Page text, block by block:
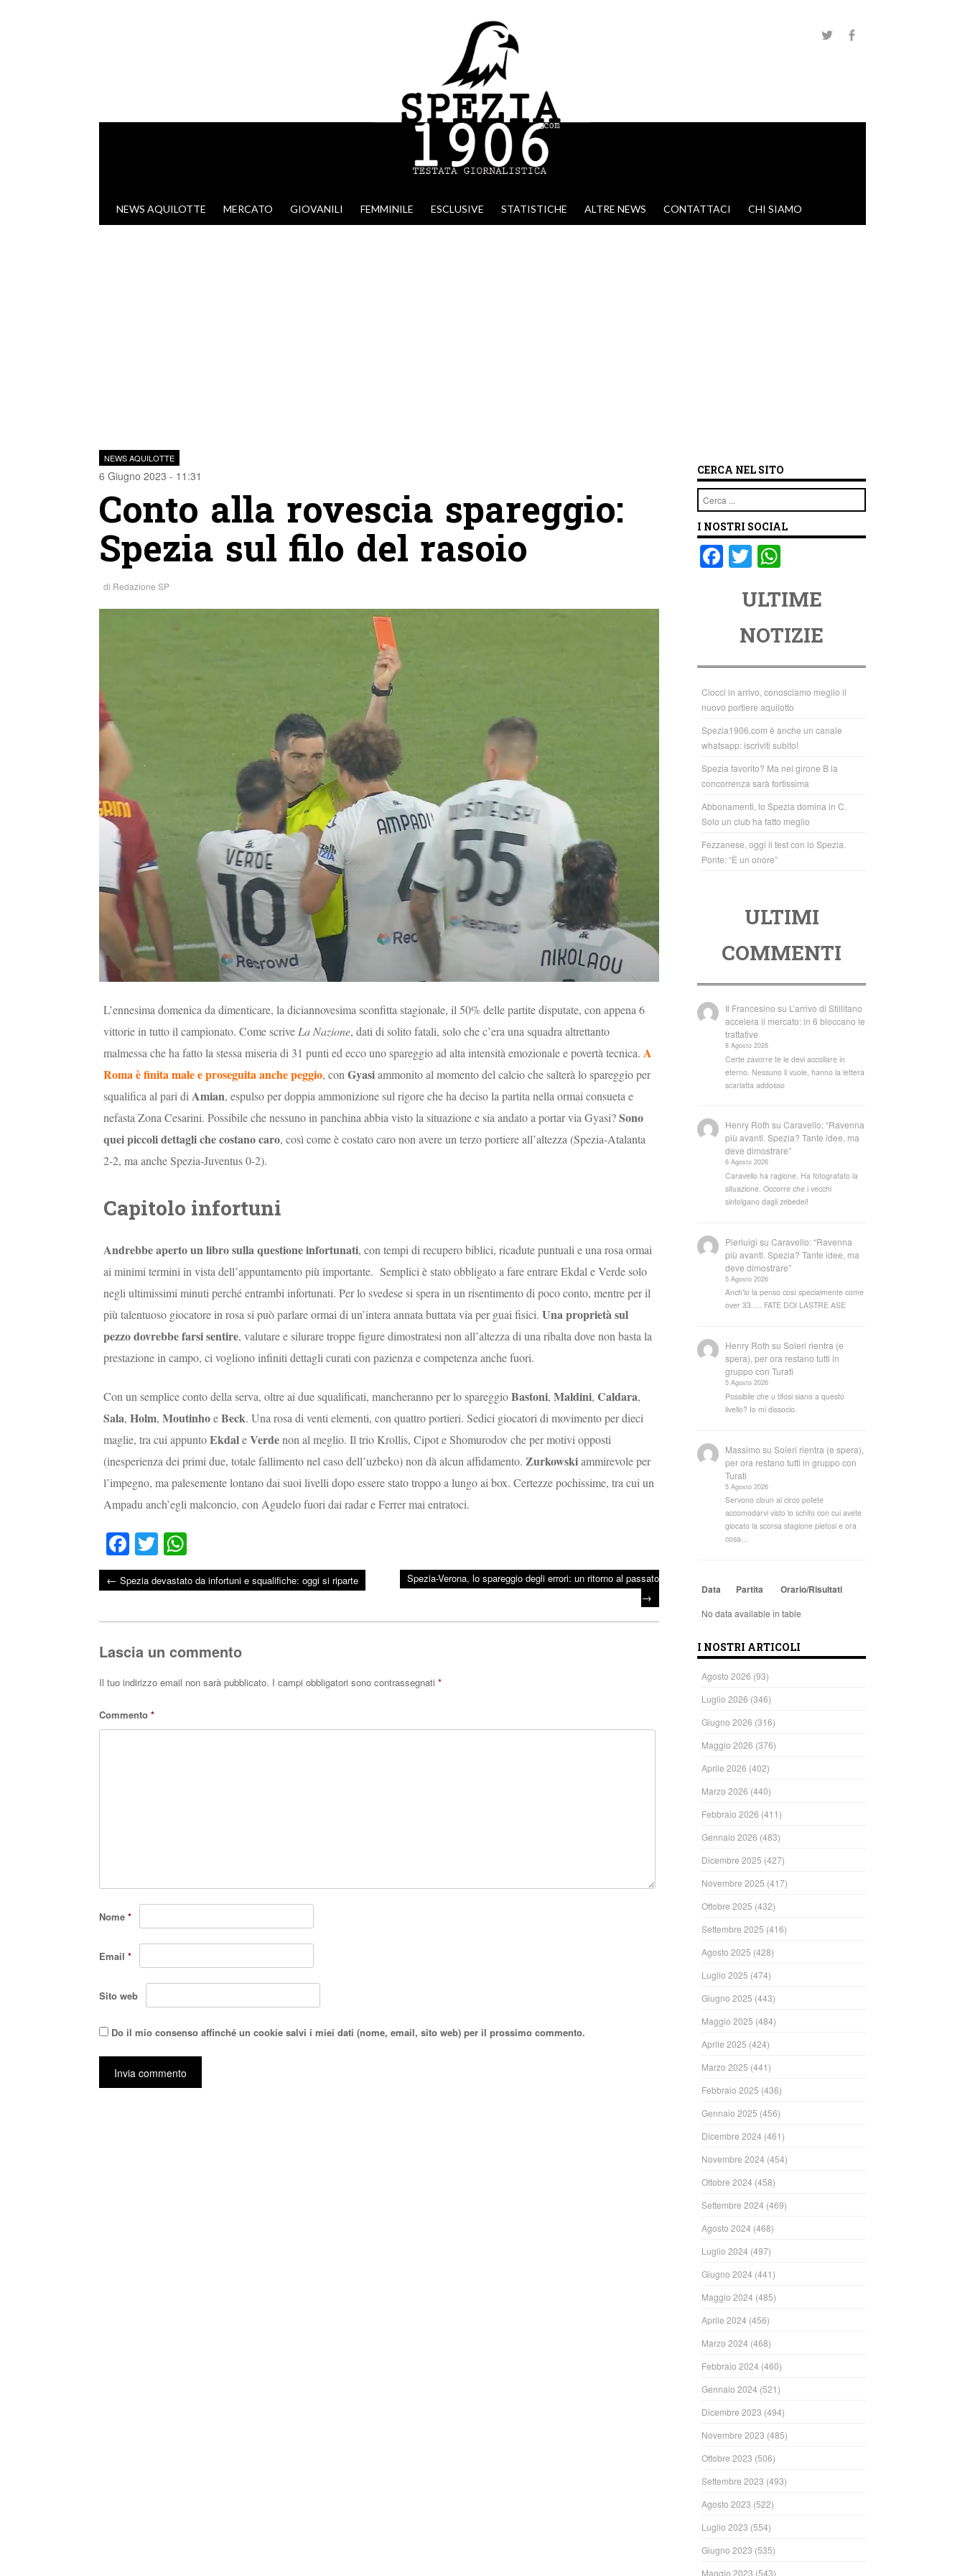
VAI AL CONTENUTO
NEWS AQUILOTTE MERCATO GIOVANILI FEMMINILE ESCLUSIVE STATISTICHE ALTRE NEWS CONTATTACI CHI SIAMO
NEWS AQUILOTTE
6 Giugno 2023 - 11:31
Conto alla rovescia spareggio:
Spezia sul filo del rasoio
di Redazione SP
L’ennesima domenica da dimenticare, la diciannovesima sconfitta stagionale, il 50% delle partite disputate, con appena 6
vittorie in tutto il campionato. Come scrive La Nazione, dati di solito fatali, solo che c’era una squadra altrettanto
malmessa che ha fatto la stessa miseria di 31 punti ed ecco uno spareggio ad alta intensità emozionale e povertà tecnica. A
Roma è finita male e proseguita anche peggio, con Gyasiammonito al momento del calcio che salterà lo spareggio per
squalifica al pari di Amian, espulso per doppia ammonizione sul rigore che ha deciso la partita nella ormai consueta e
nefasta Zona Cesarini. Possibile che nessuno in panchina abbia visto la situazione e sia andato a portar via Gyasi?Sono
quei piccoli dettagli che costano caro, così come è costato caro non avere un terzo portiere all’altezza (Spezia-Atalanta
2-2, ma anche Spezia-Juventus 0-2).
Capitolo infortuni
Andrebbe aperto un libro sulla questione infortunati, con tempi di recupero biblici, ricadute puntuali e una rosa ormai
ai minimi termini in vista dell’appuntamento più importante. Semplici è stato obbligato a fare entrare Ekdal e Verde solo
negli ultimissimi minuti perché entrambi infortunati. Per lo svedese si spera in un risentimento di poco conto, mentre per il
più talentuoso giocatore in rosa si può parlare ormai di un’intera annata buttata via per guai fisici. Una proprietà sul
pezzo dovrebbe farsi sentire, valutare e silurare troppe figure dimostratesi non all’altezza di una ribalta dove non basta la
prestazione in campo, ci vogliono infiniti dettagli curati con pazienza e competenza anche fuori.
Con un semplice conto della serva, oltre ai due squalificati, mancheranno per lo spareggioBastoni, Maldini, Caldara,
Sala, Holm, MoutinhoeBeck. Una rosa di venti elementi, con quattro portieri. Sedici giocatori di movimento per dieci
maglie, tra cui appuntoEkdaleVerdenon al meglio. Il trio Krollis, Cipot e Shomurodov che per motivi opposti
(inesperienza dei primi due, totale fallimento nel caso dell’uzbeko) non dà alcun affidamento. Zurkowskiammirevole per
l’impegno, ma palesemente lontano dai suoi livelli dopo essere stato troppo a lungo ai box. Certezze pochissime, tra cui un
Ampadu anch’egli malconcio, con Agudelo fuori dai radar e Ferrer mai entratoci.
Fa
ce
bo
T
wi
tte
ha
ts
← Spezia devastato da infortuni e squalifiche: oggi si riparte Spezia-Verona, lo spareggio degli errori: un ritorno al passato
→
Lascia un commento
Il tuo indirizzo email non sarà pubblicato. I campi obbligatori sono contrassegnati *
Commento *
Nome *
Email *
Sito web
Do il mio consenso affinché un cookie salvi i miei dati (nome, email, sito web) per il prossimo commento.
CERCA NEL SITO
Cerca
I NOSTRI SOCIAL
F
o
o
k
T
tt
er
at
s
A
p
p
ULTIME
NOTIZIE
Ciocci in arrivo, conosciamo meglio il
nuovo portiere aquilotto
Spezia1906.com è anche un canale
whatsapp: iscriviti subito!
Spezia favorito? Ma nel girone B la
concorrenza sarà fortissima
Abbonamenti, lo Spezia domina in C.
Solo un club ha fatto meglio
Fezzanese, oggi il test con lo Spezia.
Ponte: “È un onore”
ULTIMI
COMMENTI
Il Francesino su L’arrivo di Stillitano
accelera il mercato: in 6 bloccano le
trattative
8 Agosto 2026
Certe zavorre te le devi accollare in
eterno. Nessuno li vuole, hanno la lettera
scarlatta addosso
Henry Roth suCaravello: “Ravenna
più avanti. Spezia? Tante idee, ma
deve dimostrare”
6 Agosto 2026
Caravello ha ragione. Ha fotografato la
situazione. Occorre che i vecchi
sintolgano dagli zebedei!
Pierluigi suCaravello: “Ravenna
più avanti. Spezia? Tante idee, ma
deve dimostrare”
5 Agosto 2026
Anch'io la penso così specialmente come
over 33..... FATE DOI LASTRE ASE
Henry Roth suSoleri rientra (e
spera), per ora restano tutti in
gruppo con Turati
5 Agosto 2026
Possibile che u tifosi siano a questo
livello? Io mi dissocio.
Massimo suSoleri rientra (e spera),
per ora restano tutti in gruppo con
Turati
5 Agosto 2026
Servono cloun al circo potete
accomodarvi visto lo schifo con cui avete
giocato la scorsa stagione pietosi e ora
cosa…
Data Partita Orario/Risultati
No data available in table
I NOSTRI ARTICOLI
Agosto 2026 (93)
Luglio 2026 (346)
Giugno 2026 (316)
Maggio 2026 (376)
Aprile 2026 (402)
Marzo 2026 (440)
Febbraio 2026 (411)
Gennaio 2026 (483)
Dicembre 2025 (427)
Novembre 2025 (417)
Ottobre 2025 (432)
Settembre 2025 (416)
Agosto 2025 (428)
Luglio 2025 (474)
Giugno 2025 (443)
Maggio 2025 (484)
Aprile 2025 (424)
Marzo 2025 (441)
Febbraio 2025 (436)
Gennaio 2025 (456)
Dicembre 2024 (461)
Novembre 2024 (454)
Ottobre 2024 (458)
Settembre 2024 (469)
Agosto 2024 (468)
Luglio 2024 (497)
Giugno 2024 (441)
Maggio 2024 (485)
Aprile 2024 (456)
Marzo 2024 (468)
Febbraio 2024 (460)
Gennaio 2024 (521)
Dicembre 2023 (494)
Novembre 2023 (485)
Ottobre 2023 (506)
Settembre 2023 (493)
Agosto 2023 (522)
Luglio 2023 (554)
Giugno 2023 (535)
Maggio 2023 (543)